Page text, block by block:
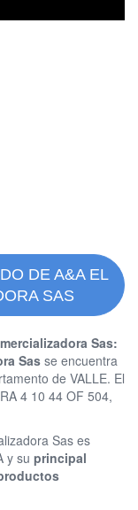
DE A&A EL
SAS
Sas:
Sas se encuentra
de VALLE. El
4 10 44 OF 504,
Sas es
y su principal